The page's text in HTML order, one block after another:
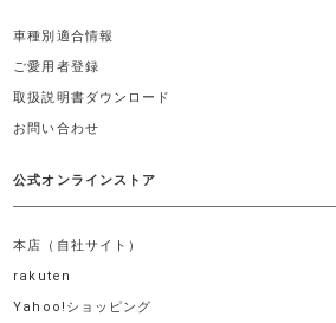
車種別適合情報
ご愛用者登録
取扱説明書ダウンロード
お問い合わせ
公式オンラインストア
本店（自社サイト）
rakuten
Yahoo!ショッピング